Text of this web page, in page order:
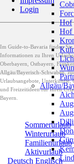
Login
Im Guide-to-Bavaria finden Sie
Informationen zu Ihren
Oberbayern, Ostbayern,
Allgäu/Bayerisch-Schwaben,
Urlaubsangebote, Unterkünfte,
und Freizeitideen für Ihren
Bayern.
Sommerurlaub
Winterurlaub
Familienurlaub
Aktivurlaub
Deutsch Englisch
Hof
Hof
Allgäu/